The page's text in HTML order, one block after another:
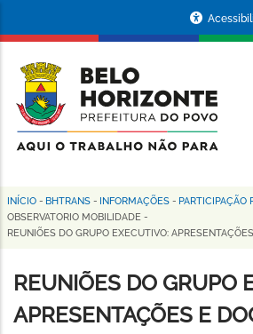
conteúdo
principal
da
Prefeitura
de
Horizonte
Trilha
de
navegação
INÍCIO - BHTRANS - INFORMAÇÕES - PARTICIPAÇÃO
OBSERVATORIO MOBILIDADE -
REUNIÕES DO GRUPO EXECUTIVO:
REUNIÕES DO GRUPO
APRESENTAÇÕES E